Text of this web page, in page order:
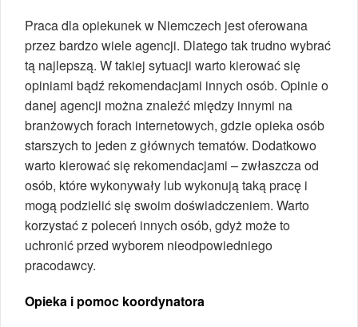
Praca dla opiekunek w Niemczech jest oferowana
przez bardzo wiele agencji. Dlatego tak trudno wybrać
tą najlepszą. W takiej sytuacji warto kierować się
opiniami bądź rekomendacjami innych osób. Opinie o
danej agencji można znaleźć między innymi na
branżowych forach internetowych, gdzie opieka osób
starszych to jeden z głównych tematów. Dodatkowo
warto kierować się rekomendacjami – zwłaszcza od
osób, które wykonywały lub wykonują taką pracę i
mogą podzielić się swoim doświadczeniem. Warto
korzystać z poleceń innych osób, gdyż może to
uchronić przed wyborem nieodpowiedniego
pracodawcy.
Opieka i pomoc koordynatora